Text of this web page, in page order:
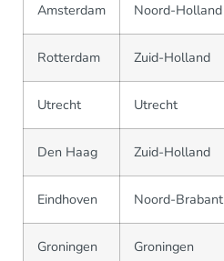
Amsterdam Noord-Holland
Rotterdam Zuid-Holland
Utrecht Utrecht
Den Haag Zuid-Holland
Eindhoven Noord-Brabant
Groningen Groningen